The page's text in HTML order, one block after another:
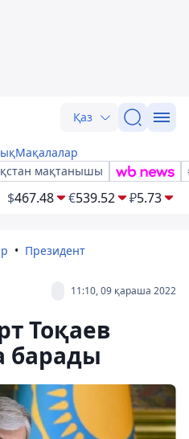
Қаз
Мақалалар
мақтанышы
$467.48 €539.52 ₽5.73
Президент
11:10, 09 қараша 2022
Тоқаев
барады